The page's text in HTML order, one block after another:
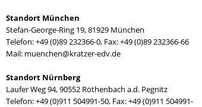
Standort München
Stefan-George-Ring 19, 81929 München
Telefon: +49 (0)89 232366-0, Fax: +49 (0)89 232366-66
Mail: muenchen@kratzer-edv.de
Standort Nürnberg
Laufer Weg 94, 90552 Röthenbach a.d. Pegnitz
Telefon: +49 (0)911 504991-50, Fax: +49 (0)911 504991-